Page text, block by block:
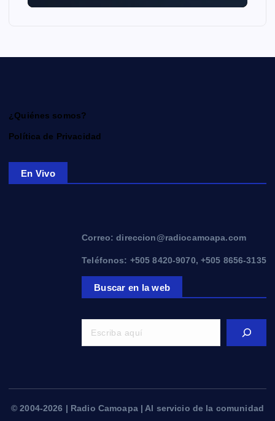
¿Quiénes somos?
Política de Privacidad
En Vivo
Correo: direccion@radiocamoapa.com
Teléfonos: +505 8420-9070, +505 8656-3135
Buscar en la web
© 2004-2026 | Radio Camoapa | Al servicio de la comunidad